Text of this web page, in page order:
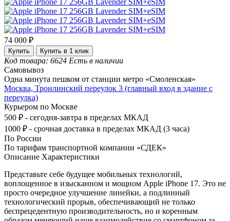
74 000 ₽
Купить Купить в 1 клик
Код товара: 6624 Есть в наличии
Самовывоз
Одна минута пешком от станции метро «Смоленская»
Москва, Троилинский переулок 3 (главный вход в здание с
переулка)
Курьером по Москве
500 ₽ - сегодня-завтра в пределах МКАД
1000 ₽ - срочная доставка в пределах МКАД (3 часа)
По России
По тарифам транспортной компании «СДЕК»
Описание Характеристики
Представьте себе будущее мобильных технологий,
воплощенное в изысканном и мощном Apple iPhone 17. Это не
просто очередное улучшение линейки, а подлинный
технологический прорыв, обеспечивающий не только
беспрецедентную производительность, но и коренным